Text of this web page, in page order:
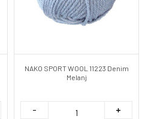
NAKO SPORT WOOL 11223 Denim
Melanj